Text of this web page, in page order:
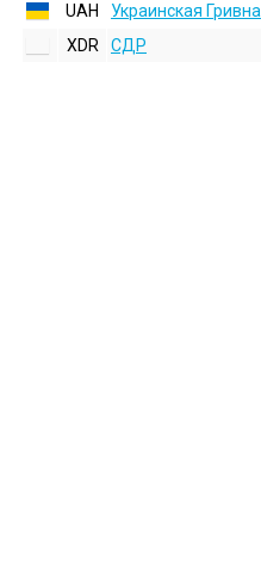
UAH
Украинская Гривна
XDR
СДР